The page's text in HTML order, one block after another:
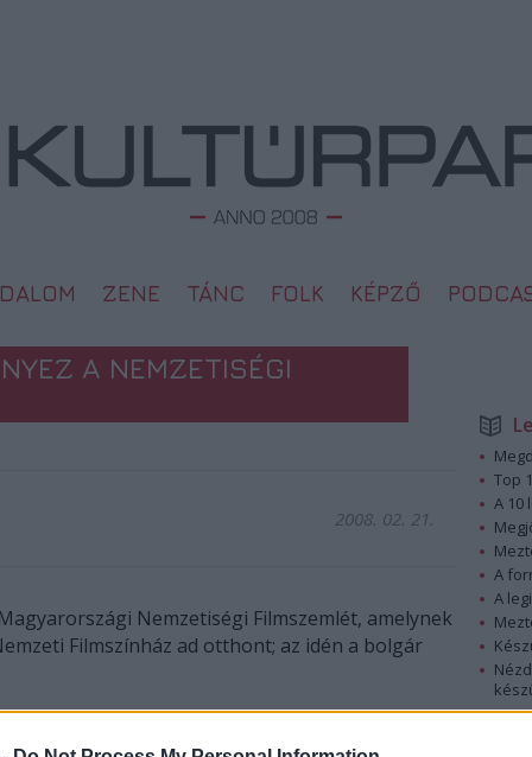
ZENE TÁNC FOLK KÉPZŐ
A NEMZETISÉGI
2008. 02. 21.
Nemzetiségi Filmszemlét, amelynek
Filmszínház ad otthont; az idén a bolgár
félszáz filmből választotta ki a
Top
A 10
A
A